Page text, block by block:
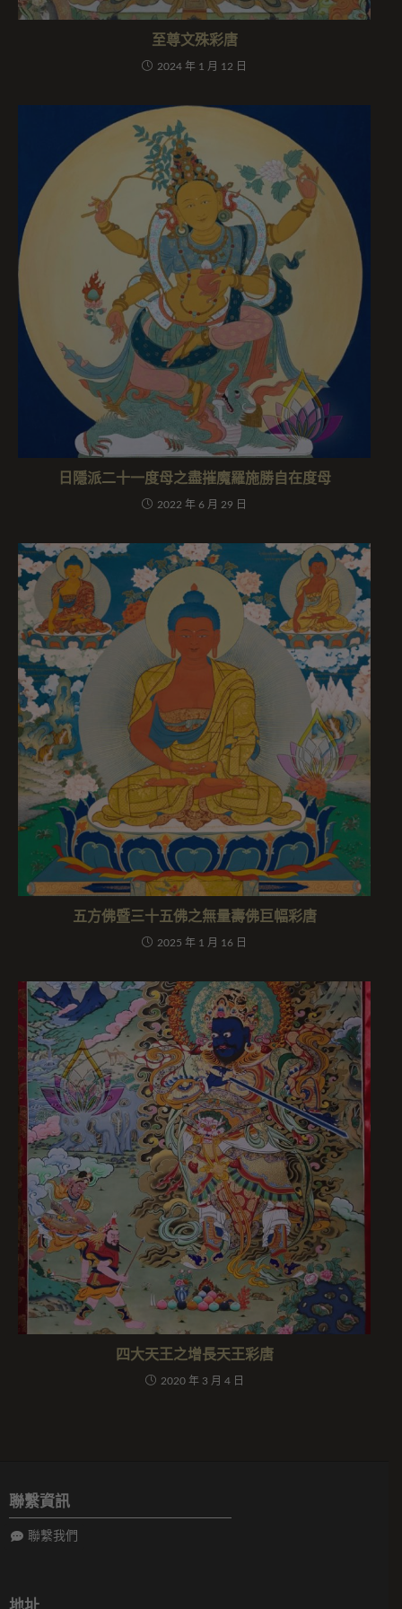
至尊文殊彩唐
2024 年 1 月 12 日
日隱派二十一度母之盡摧魔羅施勝自在度母
2022 年 6 月 29 日
五方佛暨三十五佛之無量壽佛巨幅彩唐
2025 年 1 月 16 日
四大天王之增長天王彩唐
2020 年 3 月 4 日
聯繫資訊
聯繫我們
地址